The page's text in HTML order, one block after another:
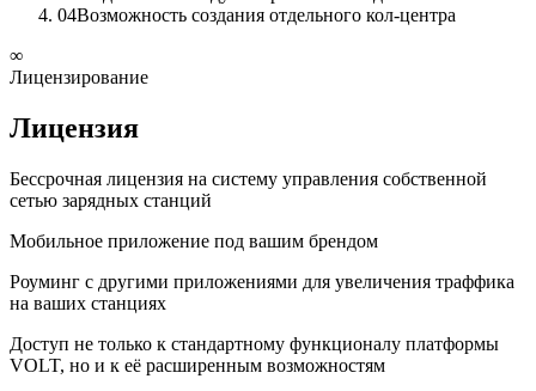
04Возможность создания отдельного кол-центра
∞
Лицензирование
Лицензия
Бессрочная лицензия на систему управления собственной
сетью зарядных станций
Мобильное приложение под вашим брендом
Роуминг с другими приложениями для увеличения траффика
на ваших станциях
Доступ не только к стандартному функционалу платформы
VOLT, но и к её расширенным возможностям